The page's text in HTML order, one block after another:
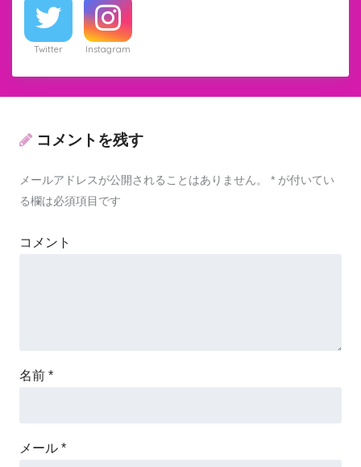
Twitter Instagram
コメントを残す
メールアドレスが公開されることはありません。 * が付いてい
る欄は必須項目です
コメント
名前 *
メール *